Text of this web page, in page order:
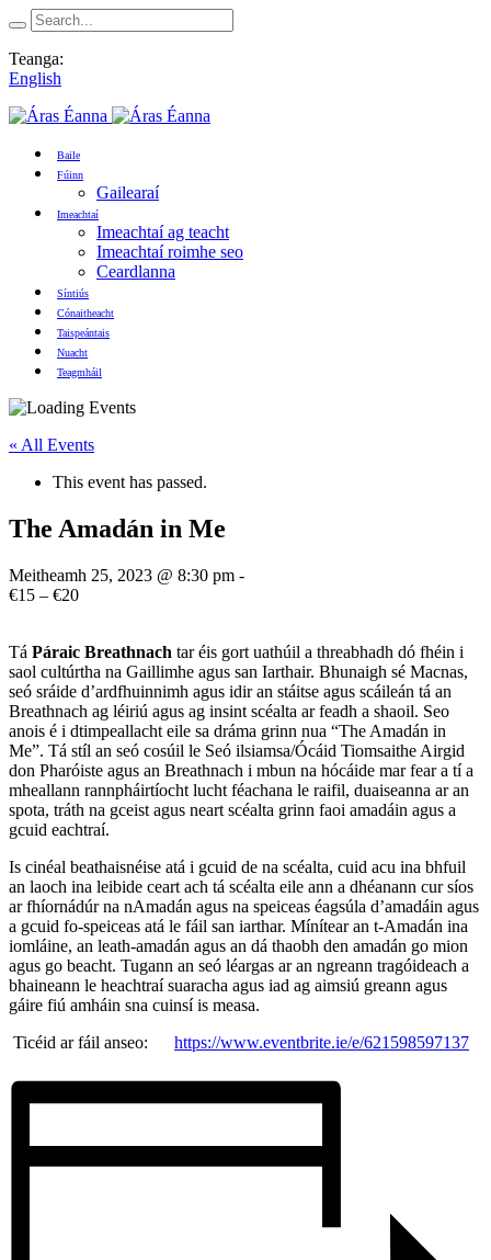
Teanga:
English
Baile
Fúinn
Gailearaí
Imeachtaí
Imeachtaí ag teacht
Imeachtaí roimhe seo
Ceardlanna
Síntiús
Cónaitheacht
Taispeántais
Nuacht
Teagmháil
« All Events
This event has passed.
The Amadán in Me
Meitheamh 25, 2023 @ 8:30 pm -
€15 – €20
Tá Páraic Breathnach tar éis gort uathúil a threabhadh dó fhéin i
saol cultúrtha na Gaillimhe agus san Iarthair. Bhunaigh sé Macnas,
seó sráide d’ardfhuinnimh agus idir an stáitse agus scáileán tá an
Breathnach ag léiriú agus ag insint scéalta ar feadh a shaoil. Seo
anois é i dtimpeallacht eile sa dráma grinn nua “The Amadán in
Me”. Tá stíl an seó cosúil le Seó ilsiamsa/Ócáid Tiomsaithe Airgid
don Pharóiste agus an Breathnach i mbun na hócáide mar fear a tí a
mheallann rannpháirtíocht lucht féachana le raifil, duaiseanna ar an
spota, tráth na gceist agus neart scéalta grinn faoi amadáin agus a
gcuid eachtraí.
Is cinéal beathaisnéise atá i gcuid de na scéalta, cuid acu ina bhfuil
an laoch ina leibide ceart ach tá scéalta eile ann a dhéanann cur síos
ar fhíornádúr na nAmadán agus na speiceas éagsúla d’amadáin agus
a gcuid fo-speiceas atá le fáil san iarthar. Mínítear an t-Amadán ina
iomláine, an leath-amadán agus an dá thaobh den amadán go mion
agus go beacht. Tugann an seó léargas ar an ngreann tragóideach a
bhaineann le heachtraí suaracha agus iad ag aimsiú greann agus
gáire fiú amháin sna cuinsí is measa.
Ticéid ar fáil anseo: https://www.eventbrite.ie/e/621598597137